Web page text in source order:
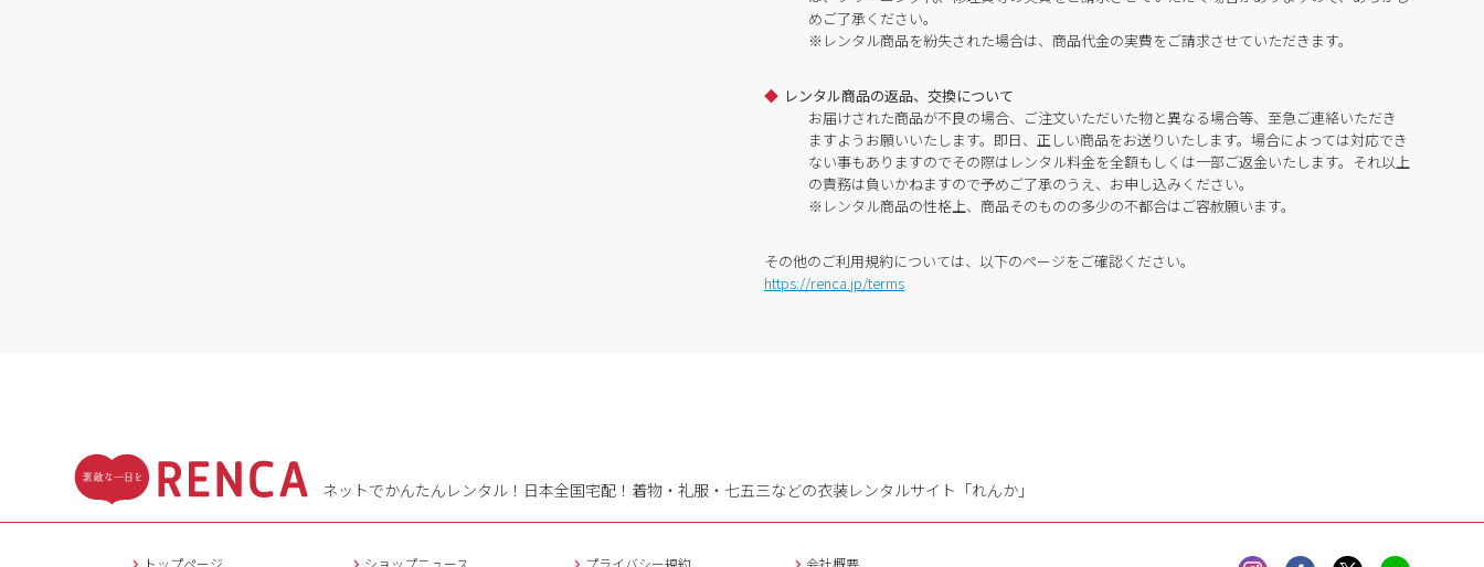
めご了承ください。
※レンタル商品を紛失された場合は、商品代金の実費をご請求させていただきます。
レンタル商品の返品、交換について
お届けされた商品が不良の場合、ご注文いただいた物と異なる場合等、至急ご連絡いただき
ますようお願いいたします。即日、正しい商品をお送りいたします。場合によっては対応でき
ない事もありますのでその際はレンタル料金を全額もしくは一部ご返金いたします。それ以上
の責務は負いかねますので予めご了承のうえ、お申し込みください。
※レンタル商品の性格上、商品そのものの多少の不都合はご容赦願います。
その他のご利用規約については、以下のページをご確認ください。
https://renca.jp/terms
ネットでかんたんレンタル！日本全国宅配！ 着物・礼服・七五三などの衣装レンタルサイト「れんか」
トップページ ショップニュース プライバシー規約 会社概要